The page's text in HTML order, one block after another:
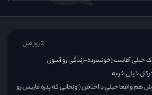
خیلی آقاست (خونسرده-زندگی رو آسون
خیلی خوبه
هم واقعا خیلی با اخلاقن (اونجایی که پدره فاریس رو
2 روز قبل